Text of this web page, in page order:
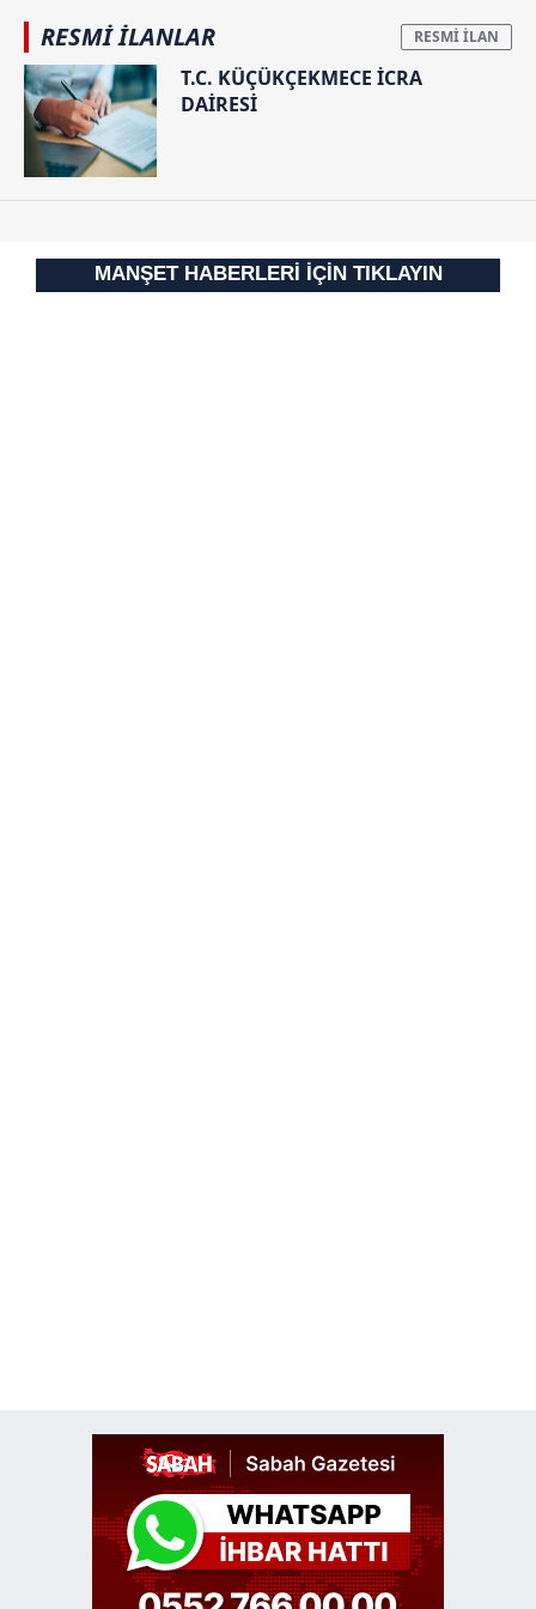
RESMİ İLANLAR
T.C. KÜÇÜKÇEKMECE İCRA
DAİRESİ
MANŞET HABERLERİ İÇİN TIKLAYIN